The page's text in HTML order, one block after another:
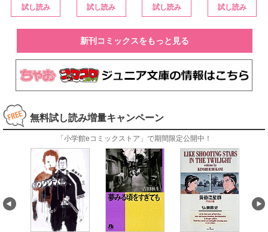
試し読み 試し読み 試し読み 試し読み
新刊コミックスをもっと見る
無料試し読み増量キャンペーン
「小学館eコミックストア」で期間限定公開中！